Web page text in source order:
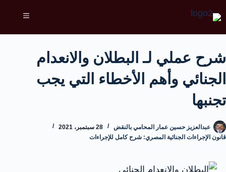
شرح عملي لـ البطلان والانعدام
الجنائي وأهم الأخطاء التي يجب
تجنبها
عبدالعزيز حسين عمار المحامي بالنقض
28 سبتمبر، 2021
قانون الإجراءات الجنائية المصري: شرح كامل للإجراءات